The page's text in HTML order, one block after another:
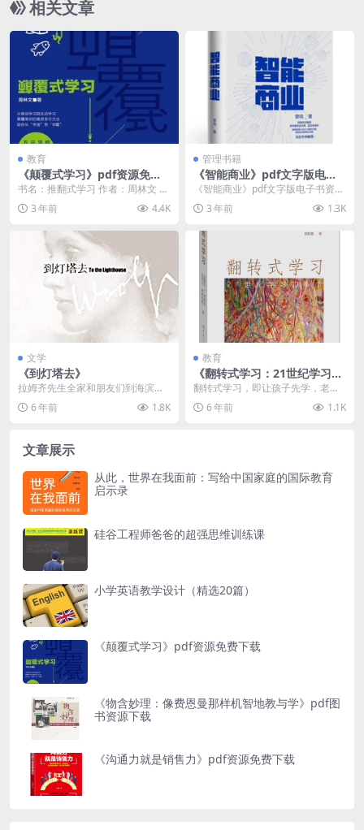
相关文章
教育
《颠覆式学习》pdf资源免费
下载
书名：推翻式学习 作者：周林文 出
版社：电子工业出版社 出版年：20
19-5-1...
3 年前 4.4K
管理书籍
《智能商业》pdf文字版电子
书资源免费下载
《智能商业》pdf文字版电子书资源
免费下载介绍 书名：智能商业 作
者：曾鸣 出版...
3 年前 1.3K
文学
《到灯塔去》
拉姆齐先生全家和朋友们到海滨别
墅去度暑假。拉姆齐夫人答应六岁
的小儿子詹姆斯，如果...
6 年前 1.8K
教育
《翻转式学习：21世纪学习的
革命》
翻转式学习，即让孩子先学，老师
在课堂上通过提问，了解学生在学
习中的问题再将进行教...
6 年前 1.1K
文章展示
从此，世界在我面前：写给中国家庭的国际教育
启示录
硅谷工程师爸爸的超强思维训练课
小学英语教学设计（精选20篇）
《颠覆式学习》pdf资源免费下载
《物含妙理：像费恩曼那样机智地教与学》pdf图
书资源下载
《沟通力就是销售力》pdf资源免费下载